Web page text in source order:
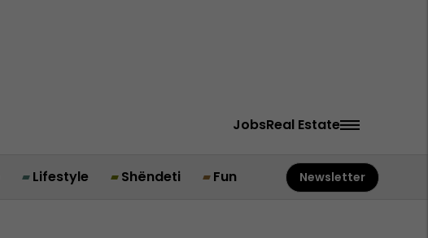
JobsReal Estate
Lifestyle Shëndeti Fun Newsletter